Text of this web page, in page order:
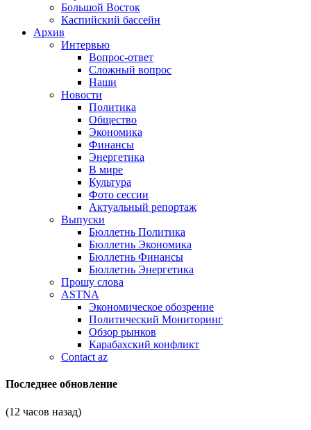
Большой Восток
Каспийский бассейн
Архив
Интервью
Вопрос-ответ
Сложный вопрос
Наши
Новости
Политика
Общество
Экономика
Финансы
Энергетика
В мире
Культура
Фото сессии
Актуальный репортаж
Выпуски
Бюллетнь Политика
Бюллетнь Экономика
Бюллетнь Финансы
Бюллетнь Энергетика
Прошу слова
ASTNA
Экономическое обозрение
Политический Мониторинг
Обзор рынков
Карабахский конфликт
Contact az
Последнее обновление
(12 часов назад)